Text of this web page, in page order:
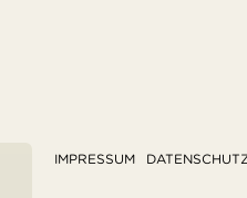
IMPRESSUM